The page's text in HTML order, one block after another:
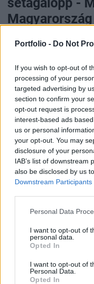
Portfolio - Do Not
If you wish to opt-out of
processing of your
targeted advertising by
section to confirm your
opt-out request is
interest-based ads
us or personal
your opt-out. You may
disclosure of your
IAB’s list of downstream
also be disclosed by us
Downstream Participants
Personal Data
I want to opt-out of
personal data.
Opted In
I want to opt-out of
Personal Data.
Opted In
Regős Gábor, Gránit
Megéri gyorsan
növekedési
használata? Milyen
beruházásokra,
finanszírozására és
bevezetése?
ezekre a
harmadik részben a
egyensúlyt
megállapításokat.
Budapest Economic
gazdaságpolitika, a
változhatnak meg a
környezetben? Ez lesz
gazdaságpolitikai